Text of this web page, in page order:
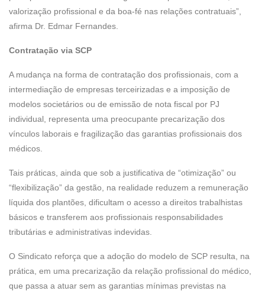
valorização profissional e da boa-fé nas relações contratuais”,
afirma Dr. Edmar Fernandes.
Contratação via SCP
A mudança na forma de contratação dos profissionais, com a
intermediação de empresas terceirizadas e a imposição de
modelos societários ou de emissão de nota fiscal por PJ
individual, representa uma preocupante precarização dos
vínculos laborais e fragilização das garantias profissionais dos
médicos.
Tais práticas, ainda que sob a justificativa de “otimização” ou
“flexibilização” da gestão, na realidade reduzem a remuneração
líquida dos plantões, dificultam o acesso a direitos trabalhistas
básicos e transferem aos profissionais responsabilidades
tributárias e administrativas indevidas.
O Sindicato reforça que a adoção do modelo de SCP resulta, na
prática, em uma precarização da relação profissional do médico,
que passa a atuar sem as garantias mínimas previstas na